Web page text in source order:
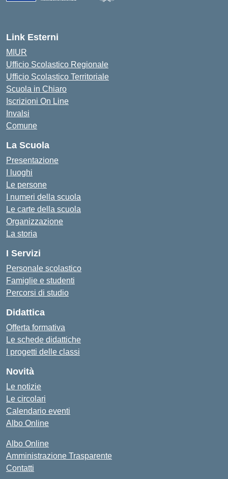
Link Esterni
MIUR
Ufficio Scolastico Regionale
Ufficio Scolastico Territoriale
Scuola in Chiaro
Iscrizioni On Line
Invalsi
Comune
La Scuola
Presentazione
I luoghi
Le persone
I numeri della scuola
Le carte della scuola
Organizzazione
La storia
I Servizi
Personale scolastico
Famiglie e studenti
Percorsi di studio
Didattica
Offerta formativa
Le schede didattiche
I progetti delle classi
Novità
Le notizie
Le circolari
Calendario eventi
Albo Online
Albo Online
Amministrazione Trasparente
Contatti